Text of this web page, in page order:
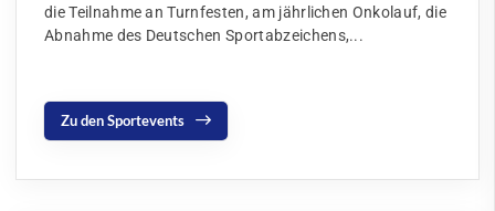
die Teilnahme an Turnfesten, am jährlichen Onkolauf, die
Abnahme des Deutschen Sportabzeichens,...
Zu den Sportevents